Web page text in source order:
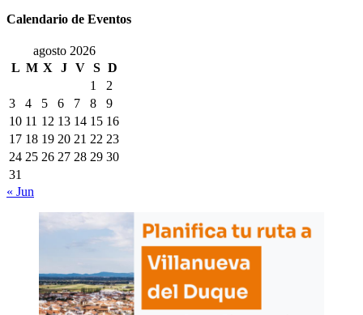
Calendario de Eventos
agosto 2026
L M X J V S D
1
2
3
4 5 6 7 8
9
10 11 12 13 14 15 16
17 18 19 20 21 22 23
24 25 26 27 28 29 30
31
« Jun